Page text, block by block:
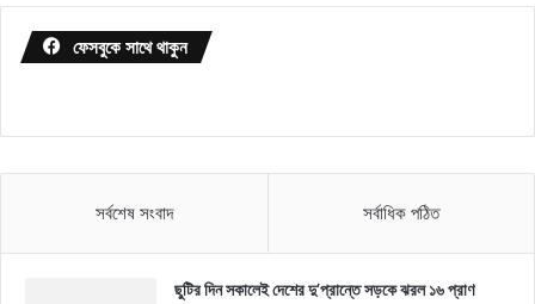
ফেসবুকে সাথে থাকুন
সর্বশেষ সংবাদ সর্বাধিক পঠিত
ছুটির দিন সকালেই দেশের দু’প্রান্তে সড়কে ঝরল ১৬ প্রাণ